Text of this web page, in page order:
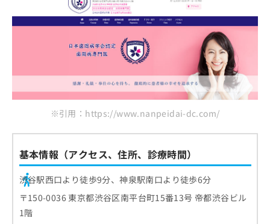
※引用：https://www.nanpeidai-dc.com/
基本情報（アクセス、住所、診療時間）
渋谷駅西口より徒歩9分、神泉駅南口より徒歩6分
〒150-0036 東京都渋谷区南平台町15番13号 帝都渋谷ビル
1階